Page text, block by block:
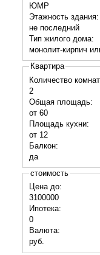
ЮМР
Этажность здания:
не последний
Тип жилого дома:
монолит-кирпич
Квартира
Количество
2
Общая площадь:
от 60
Площадь кухни:
от 12
Балкон:
да
стоимость
Цена до:
3100000
Ипотека:
0
Валюта:
руб.